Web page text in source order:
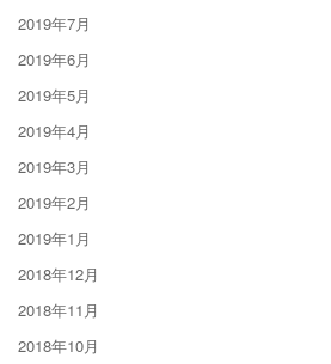
2019年7月
2019年6月
2019年5月
2019年4月
2019年3月
2019年2月
2019年1月
2018年12月
2018年11月
2018年10月